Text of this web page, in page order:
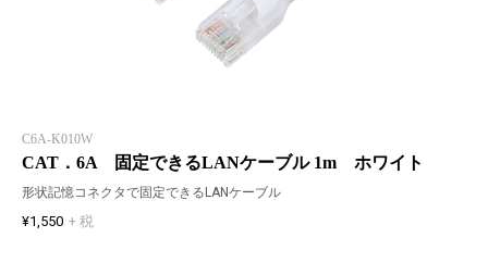
C6A-K010W
CAT．6A 固定できるLANケーブル 1m ホワイト
形状記憶コネクタで固定できるLANケーブル
¥1,550 + 税